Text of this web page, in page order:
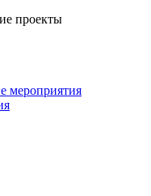
проекты
мероприятия